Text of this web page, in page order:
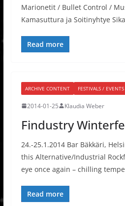
Marionetit / Bullet Control /
Kamasuttura ja Soitinyhtye
Read more
ARCHIVE CONTENT FESTIVALS / EVENTS
2014-01-25 Klaudia Weber
Findustry
24.-25.1.2014 Bar Bäkkäri,
this Alternative/Industrial
eye once again – chilling
Read more